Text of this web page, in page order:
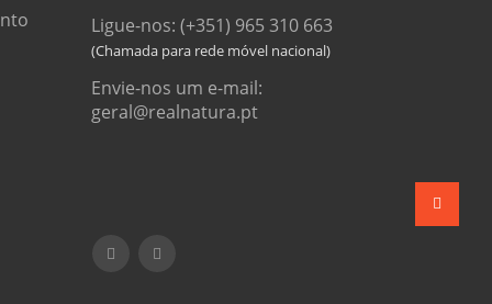
Ligue-nos: (+351) 965 310 663
Envie-nos um e-mail:
geral@realnatura.pt